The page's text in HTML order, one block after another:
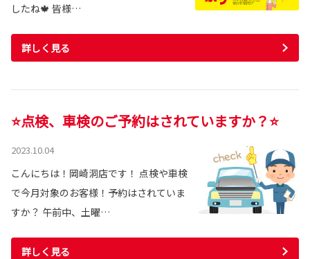
したね🍁 皆様…
詳しく見る
⭐点検、車検のご予約はされていますか？⭐
2023.10.04
こんにちは！岡崎洞店です！ 点検や車検
で今月対象のお客様！予約はされていま
すか？ 午前中、土曜…
詳しく見る